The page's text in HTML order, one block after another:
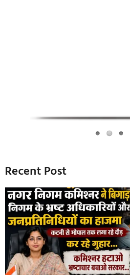
Recent Post